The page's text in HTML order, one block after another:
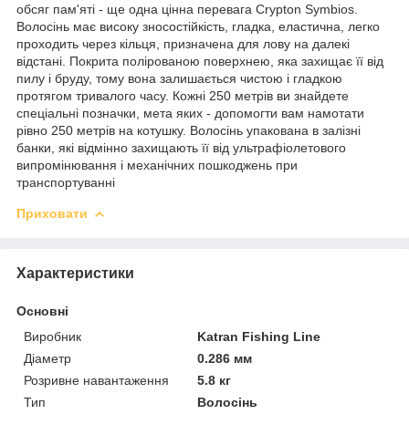
обсяг пам'яті - ще одна цінна перевага Crypton Symbios.
Волосінь має високу зносостійкість, гладка, еластична, легко
проходить через кільця, призначена для лову на далекі
відстані. Покрита полірованою поверхнею, яка захищає її від
пилу і бруду, тому вона залишається чистою і гладкою
протягом тривалого часу. Кожні 250 метрів ви знайдете
спеціальні позначки, мета яких - допомогти вам намотати
рівно 250 метрів на котушку. Волосінь упакована в залізні
банки, які відмінно захищають її від ультрафіолетового
випромінювання і механічних пошкоджень при
транспортуванні
Приховати
Характеристики
Основні
Виробник
Katran Fishing Line
Діаметр
0.286 мм
Розривне навантаження
5.8 кг
Тип
Волосінь